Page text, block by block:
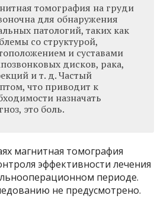
томография на груди
для обнаружения
патологий, таких как
со структурой,
и суставами
дисков, рака,
и т. д. Частый
что приводит к
назначать
это боль.
магнитная томография
эффективности лечения
периоде.
не предусмотрено.